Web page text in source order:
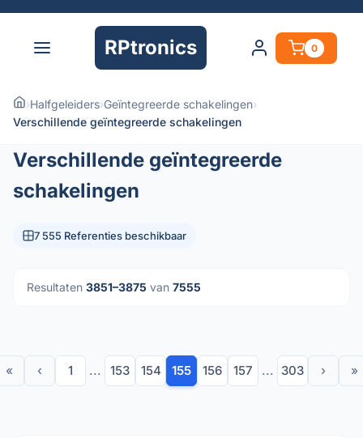
RPtronics 0
›Halfgeleiders›Geïntegreerde schakelingen›
Verschillende geïntegreerde schakelingen
Verschillende geïntegreerde
schakelingen
7 555 Referenties beschikbaar
Resultaten 3851–3875 van 7555
« ‹ 1 ... 153 154 155 156 157 ... 303 › »